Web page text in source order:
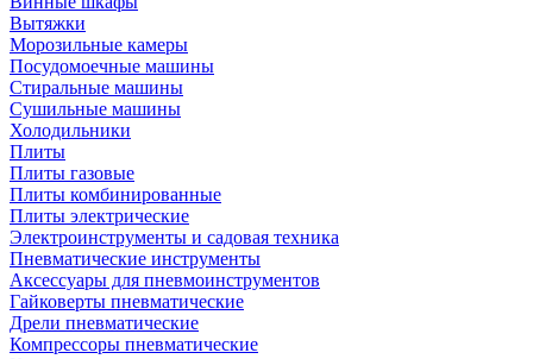
Вытяжки
Морозильные камеры
Посудомоечные машины
Стиральные машины
Сушильные машины
Холодильники
Плиты
Плиты газовые
Плиты комбинированные
Плиты электрические
Электроинструменты и садовая техника
Пневматические инструменты
Аксессуары для пневмоинструментов
Гайковерты пневматические
Дрели пневматические
Компрессоры пневматические